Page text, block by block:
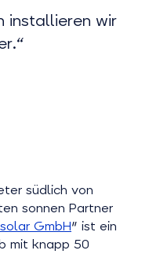
installieren wir
südlich von
sonnen Partner
GmbH" ist ein
mit knapp 50